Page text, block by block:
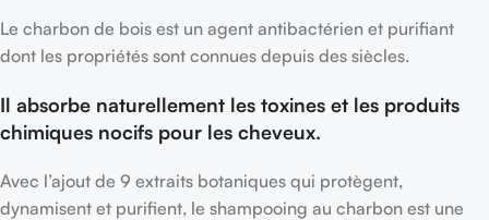
Le charbon de bois est un agent antibactérien et purifiant
dont les propriétés sont connues depuis des siècles.
Il absorbe naturellement les toxines et les produits
chimiques nocifs pour les cheveux.
Avec l’ajout de 9 extraits botaniques qui protègent,
dynamisent et purifient, le shampooing au charbon est une